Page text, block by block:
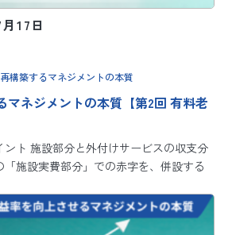
17日
構築するマネジメントの本質
マネジメントの本質【第2回 有料老
ント 施設部分と外付けサービスの収支分
施設実費部分」での赤字を、併設する